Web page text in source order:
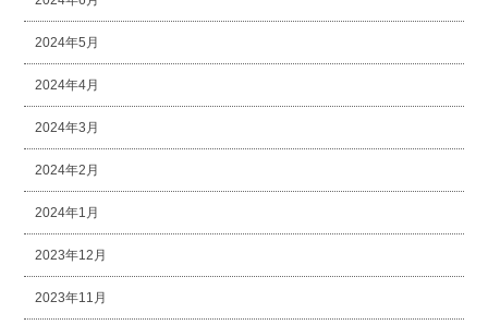
2024年5月
2024年4月
2024年3月
2024年2月
2024年1月
2023年12月
2023年11月